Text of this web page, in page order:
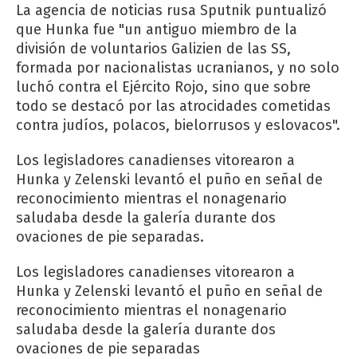
La agencia de noticias rusa Sputnik puntualizó
que Hunka fue "un antiguo miembro de la
división de voluntarios Galizien de las SS,
formada por nacionalistas ucranianos, y no solo
luchó contra el Ejército Rojo, sino que sobre
todo se destacó por las atrocidades cometidas
contra judíos, polacos, bielorrusos y eslovacos".
Los legisladores canadienses vitorearon a
Hunka y Zelenski levantó el puño en señal de
reconocimiento mientras el nonagenario
saludaba desde la galería durante dos
ovaciones de pie separadas.
Los legisladores canadienses vitorearon a
Hunka y Zelenski levantó el puño en señal de
reconocimiento mientras el nonagenario
saludaba desde la galería durante dos
ovaciones de pie separadas